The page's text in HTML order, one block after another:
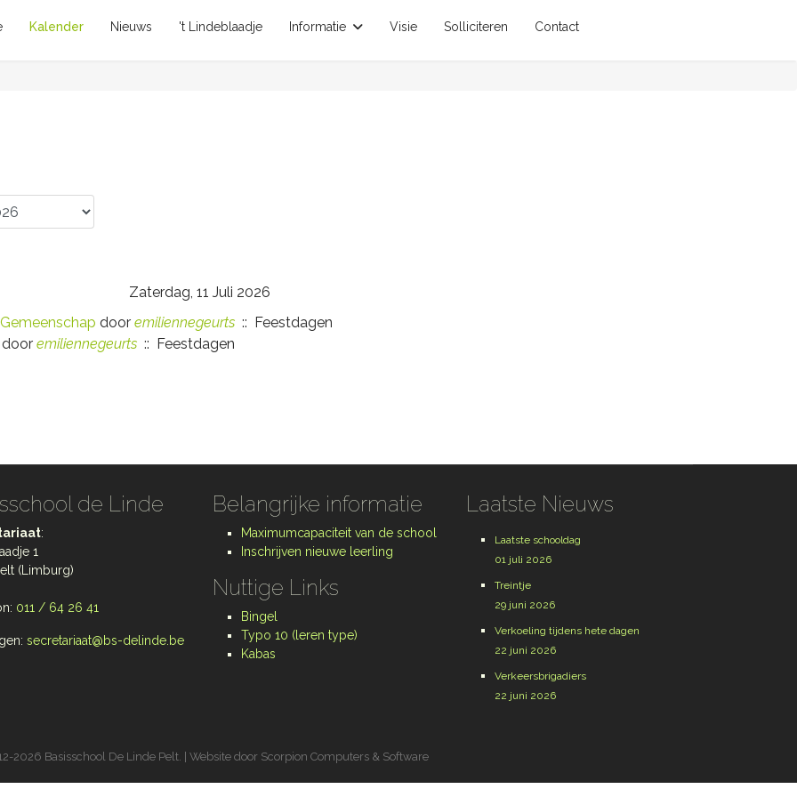
Kalender Nieuws 't Lindeblaadje Informatie Visie Solliciteren Contact
Zaterdag, 11 Juli 2026
door emiliennegeurts :: Feestdagen
emiliennegeurts :: Feestdagen
de Linde
:
1
(Limburg)
011 / 64 26 41
secretariaat@bs-delinde.be
Belangrijke informatie
Maximumcapaciteit van de school
Inschrijven nieuwe leerling
Nuttige Links
Bingel
Typo 10 (leren type)
Kabas
Laatste Nieuws
Laatste schooldag
01 juli 2026
Treintje
29 juni 2026
Verkoeling tijdens hete dagen
22 juni 2026
Verkeersbrigadiers
22 juni 2026
2026 Basisschool De Linde Pelt. | Website door Scorpion Computers & Software